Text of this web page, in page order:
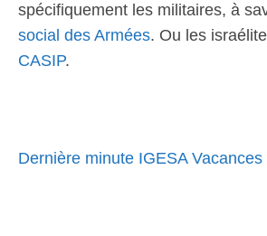
spécifiquement les militaires, à
social des Armées. Ou les
CASIP.
Dernière minute IGESA Vacances